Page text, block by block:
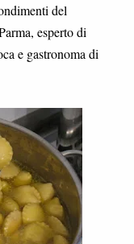
del
esperto di
e gastronoma di